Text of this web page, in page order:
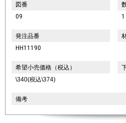
図番
09
1
発注品番
HH11190
希望小売価格（税込）
\340(税込\374)
備考